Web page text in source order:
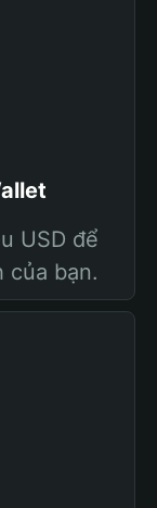
USD để
của bạn.